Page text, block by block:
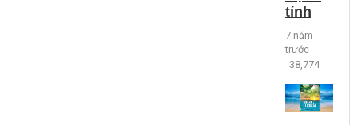
tỉnh
7 năm
trước
38,774